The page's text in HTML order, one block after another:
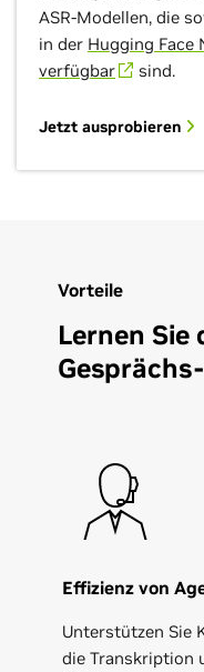
ASR-Modellen, die
in der Hugging Face
verfügbar
sind.
Jetzt ausprobieren
Vorteile
Lernen Sie
Effizienz von
Unterstützen Sie
die Transkription